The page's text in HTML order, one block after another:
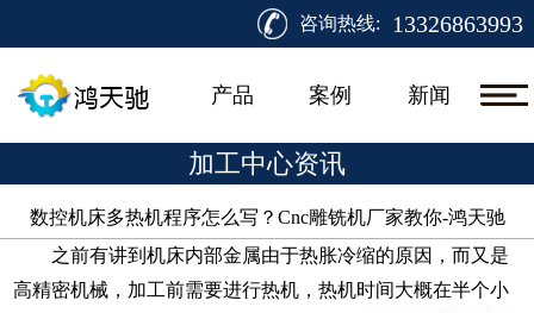
咨询热线: 13326863993
产品 案例 新闻
加工中心资讯
数控机床多热机程序怎么写？Cnc雕铣机厂家教你-鸿天驰​
之前有讲到机床内部金属由于热胀冷缩的原因，而又是
高精密机械，加工前需要进行热机，热机时间大概在半个小